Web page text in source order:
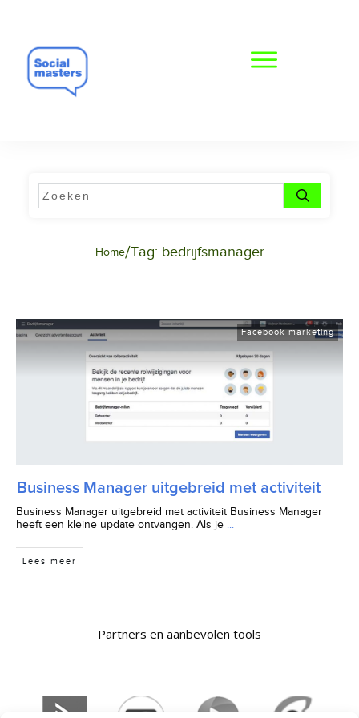
Home/Tag: bedrijfsmanager
Facebook marketing
Business Manager uitgebreid met activiteit
Business Manager uitgebreid met activiteit Business Manager
heeft een kleine update ontvangen. Als je
Lees meer
Partners en aanbevolen tools